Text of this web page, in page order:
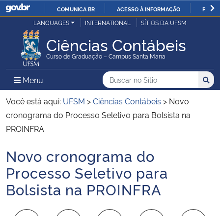
IR
O
COMUNICA BR ACESSO À INFORMAÇÃO
Ministério da Justiça e Segurança Pública
Ministério da Defesa
Ministério das Relações Exteriores
Ministério da Economia
Ministério da Infraestrutura
Ministério da Agricultura, Pecuária e Abastecimento
LANGUAGES INTERNATIONAL SÍTIOS DA UFSM
Ciências Contábeis
Curso de Graduação – Campus Santa Maria
Menu Menu Principal do Sítio
Busca
Buscar no no Sítio
Busca:
Você está aqui: UFSM >Ciências Contábeis > Novo
cronograma do Processo Seletivo para Bolsista na
PROINFRA
Início do conteúdo
Novo cronograma do
Processo Seletivo para
Bolsista na PROINFRA